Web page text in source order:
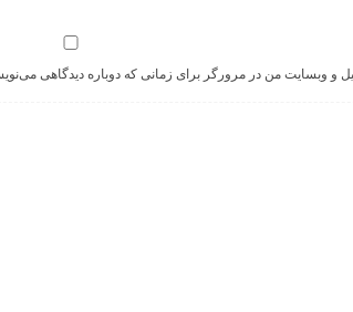
و وبسایت من در مرورگر برای زمانی که دوباره دیدگاهی